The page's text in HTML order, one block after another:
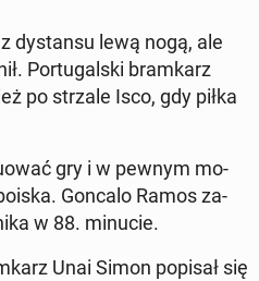
dy­stan­su lewą nogą, ale
Por­tu­gal­ski bram­karz
po strzale Isco, gdy piłka
gry i w pewnym mo­
Goncalo Ramos za­
w 88. minucie.
Unai Simon popisał się